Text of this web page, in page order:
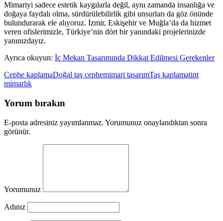
Mimariyi sadece estetik kaygılarla değil, aynı zamanda insanlığa ve
doğaya faydalı olma, sürdürülebilirlik gibi unsurları da göz önünde
bulundurarak ele alıyoruz. İzmir, Eskişehir ve Muğla’da da hizmet
veren ofislerimizle, Türkiye’nin dört bir yanındaki projelerinizde
yanınızdayız.
Ayrıca okuyun: İç Mekan Tasarımında Dikkat Edilmesi Gerekenler
Cephe kaplamaDoğal taş cephemimari tasarımTaş kaplamatint
mimarlık
Yorum bırakın
E-posta adresiniz yayımlanmaz. Yorumunuz onaylandıktan sonra
görünür.
Yorumunuz
Adınız